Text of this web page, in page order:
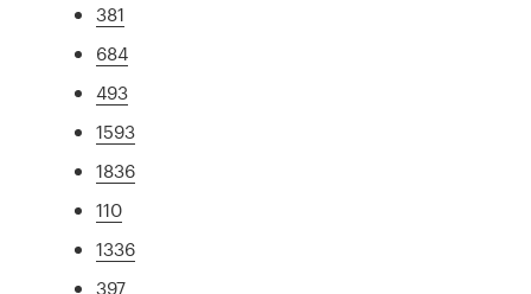
381
684
493
1593
1836
110
1336
397